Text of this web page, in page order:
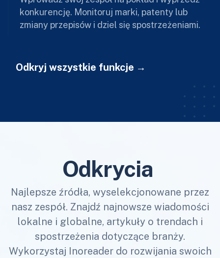
konkurencję. Monitoruj marki, patenty lub
zmiany przepisów i dziel się spostrzeżeniami.
Odkryj wszystkie funkcje
Odkrycia
Najlepsze źródła, wyselekcjonowane przez
nasz zespół. Znajdź najnowsze wiadomości
lokalne i globalne, artykuły o trendach i
spostrzeżenia dotyczące branży.
Wykorzystaj Inoreader do rozwijania swoich